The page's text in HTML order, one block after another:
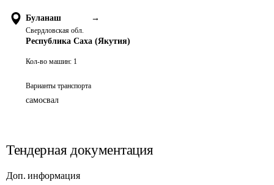
Буланаш →
Свердловская обл.
Республика Саха (Якутия)
Кол-во машин: 1
Варианты транспорта
самосвал
Тендерная документация
Доп. информация